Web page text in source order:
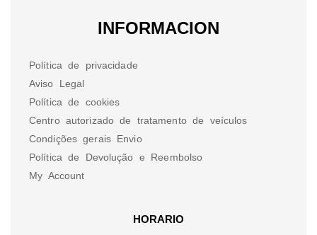
INFORMACION
Política de privacidade
Aviso Legal
Política de cookies
Centro autorizado de tratamento de veículos
Condições gerais Envio
Política de Devolução e Reembolso
My Account
HORARIO